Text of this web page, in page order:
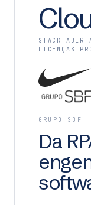
STACK
LICENÇAS
GRUPO SBF
Da